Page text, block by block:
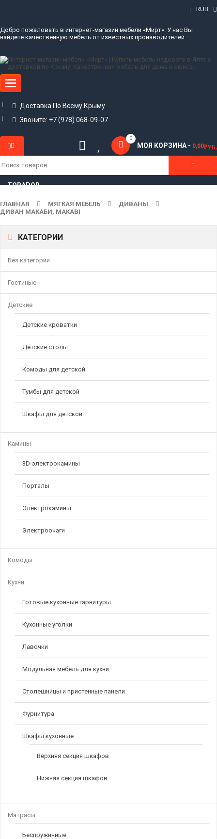
RUB
Добро пожаловать в интернет-магазин мебели «Мирт». У нас Вы
найдете качественную мебель от известных производителей.
Toggle
navigation
Доставка По Всему Крыму
Звоните: +7 (978) 068-09-07
КАТАЛОГ
ТОВАРОВ
МОЯ КОРЗИНА - 0,00РУБ.
0
ГЛАВНАЯ МЯГКАЯ МЕБЕЛЬ
ДИВАНЫ
ДИВАН МАКАБИ, MAKABI
КАТЕГОРИИ
Без категории
Гостиные
Детские
Детские кроватки
Детские столы
Комоды для детской
Тумбы для детской
Шкафы для детской
Камины
3D-электрокамины
Порталы
Электрокамины
Электроочаги
Комоды
Кухни
Готовые кухонные гарнитуры
Кухонные уголки
Лавочки
Модульная мебель для кухни
Столешницы и пристенные панели
Фурнитура
Шкафы кухонные
Верхняя секция шкафов
Нижняя секция шкафов
Матрасы
Беспружинные